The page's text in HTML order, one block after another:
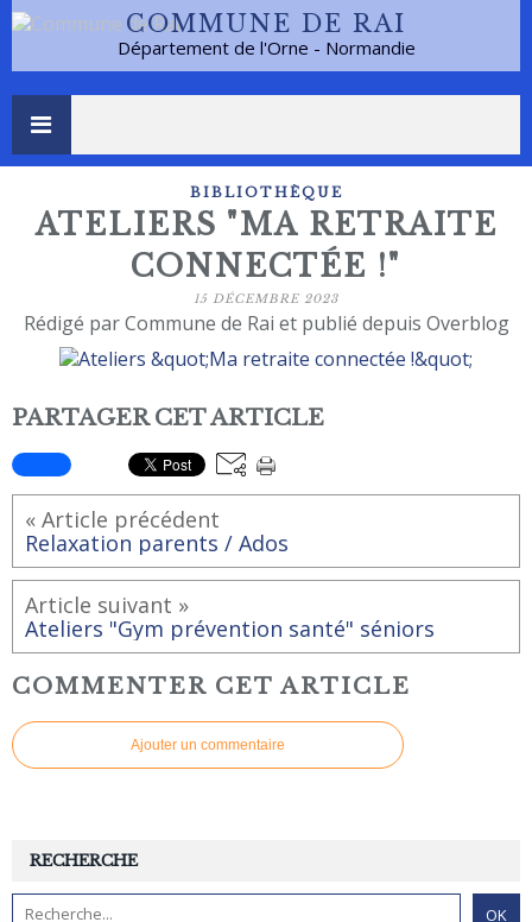
COMMUNE DE RAI
Département de l'Orne - Normandie
BIBLIOTHÈQUE
ATELIERS "MA RETRAITE
CONNECTÉE !"
15 DÉCEMBRE 2023
Rédigé par Commune de Rai et publié depuis Overblog
PARTAGER CET ARTICLE
« Article précédent
Relaxation parents / Ados
Article suivant »
Ateliers "Gym prévention santé" séniors
COMMENTER CET ARTICLE
Ajouter un commentaire
RECHERCHE